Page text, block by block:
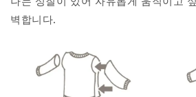
벽합니다.